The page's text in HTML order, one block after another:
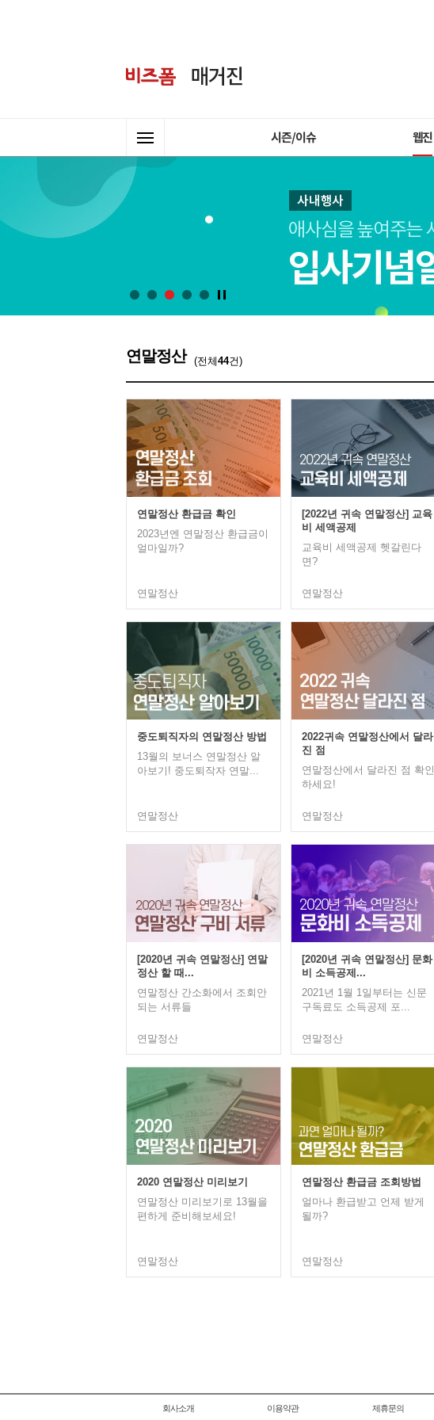
시즌/이슈 웹진
연말정산 (전체44건)
연말정산 환급금 확인
2023년엔 연말정산 환급금이
얼마일까?
연말정산
[2022년 귀속 연말정산] 교육
비 세액공제
교육비 세액공제 헷갈린다
면?
연말정산
중도퇴직자의 연말정산 방법
13월의 보너스 연말정산 알
아보기! 중도퇴작자 연말...
연말정산
2022귀속 연말정산에서 달라
진 점
연말정산에서 달라진 점 확인
하세요!
연말정산
[2020년 귀속 연말정산] 연말
정산 할 때...
연말정산 간소화에서 조회안
되는 서류들
연말정산
[2020년 귀속 연말정산] 문화
비 소득공제...
2021년 1월 1일부터는 신문
구독료도 소득공제 포...
연말정산
2020 연말정산 미리보기
연말정산 미리보기로 13월을
편하게 준비해보세요!
연말정산
연말정산 환급금 조회방법
얼마나 환급받고 언제 받게
될까?
연말정산
회사소개 이용약관 제휴문의